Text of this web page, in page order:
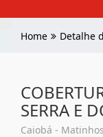
Home Detalhe
SERRA E
Caiobá -